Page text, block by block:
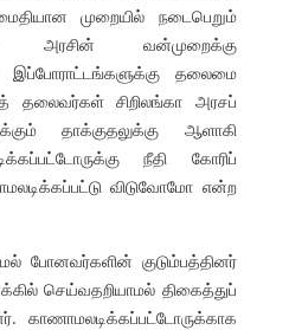
முறையில் நடைபெறும்
அரசின் வன்முறைக்கு
இப்போராட்டங்களுக்கு தலைமை
தலைவர்கள் சிறிலங்கா அரசப்
தாக்குதலுக்கு ஆளாகி
நீதி கோரிப்
விடுவோமோ என்ற
போனவர்களின் குடும்பத்தினர்
செய்வதறியாமல் திகைத்துப்
காணாமலடிக்கப்பட்டோருக்காக